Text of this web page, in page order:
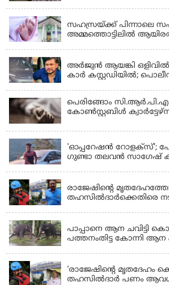
സഹസ്രയ്ക്ക് പിന്നാലെ
അമ്മത്തൊട്ടിലില്‍
അർജുൻ ആയങ്കി
കാർ കസ്റ്റഡിയിൽ;
പെരിങ്ങോം
കോൺസ്റ്റബിൾ
'ഓപ്പറേഷൻ റോളക്സ്';
ഗുണ്ടാ തലവൻ സാഗേഷ്
രാജേഷിന്റെ
തഹസിൽദാർക്കെതിരെ നടപടി;
പാപ്പാനെ ആന ചവിട്ടി
പത്തനംതിട്ട കോന്നി ആന
‘രാജേഷിന്‍റെ
തഹസില്‍ദാര്‍ പണം